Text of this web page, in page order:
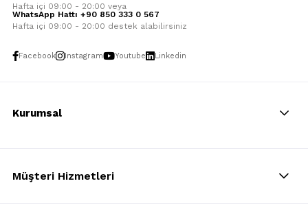
Hafta içi 09:00 - 20:00 veya
WhatsApp Hattı +90 850 333 0 567
Hafta içi 09:00 - 20:00 destek alabilirsiniz
Facebook Instagram Youtube Linkedin
Kurumsal
Müşteri Hizmetleri